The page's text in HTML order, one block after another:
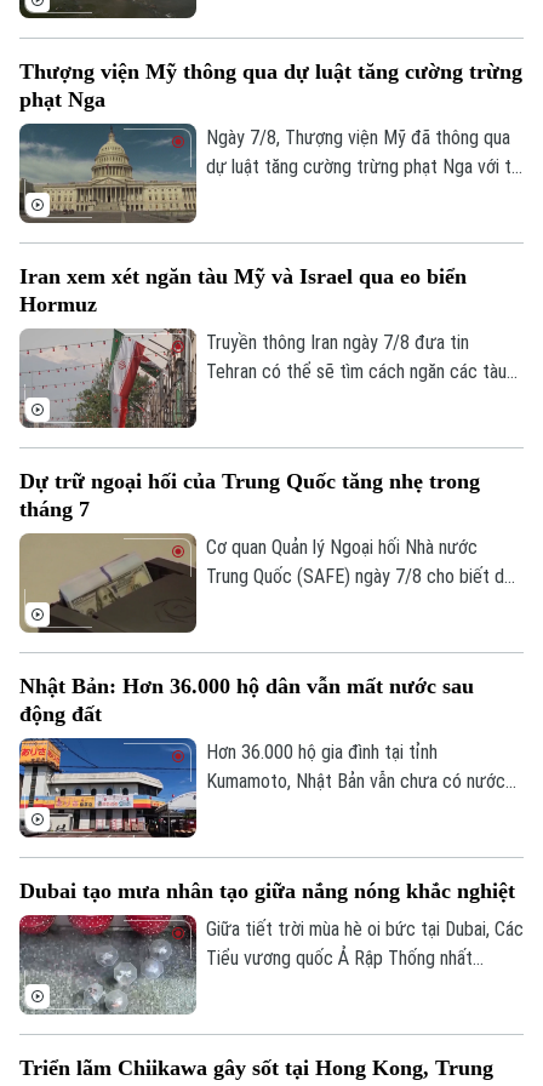
Theo dõi Hà Nội On
Thượng viện Mỹ thông qua dự luật tăng cường trừng
phạt Nga
Ngày 7/8, Thượng viện Mỹ đã thông qua
dự luật tăng cường trừng phạt Nga với tỷ
Iran xem xét ngăn tàu Mỹ và Israel qua eo biển
Hormuz
Truyền thông Iran ngày 7/8 đưa tin
Tehran có thể sẽ tìm cách ngăn các tàu
lược này cho hoạt động thương mại.
Dự trữ ngoại hối của Trung Quốc tăng nhẹ trong
tháng 7
Cơ quan Quản lý Ngoại hối Nhà nước
Trung Quốc (SAFE) ngày 7/8 cho biết dự
trên thị trường toàn cầu.
Nhật Bản: Hơn 36.000 hộ dân vẫn mất nước sau
động đất
Hơn 36.000 hộ gia đình tại tỉnh
Kumamoto, Nhật Bản vẫn chưa có nước
hoàn toàn nguồn cung cấp nước dự kiến
phải đến cuối tháng 8 mới hoàn tất.
Dubai tạo mưa nhân tạo giữa nắng nóng khắc nghiệt
Giữa tiết trời mùa hè oi bức tại Dubai, Các
Tiểu vương quốc Ả Rập Thống nhất
đặc biệt.
Triển lãm Chiikawa gây sốt tại Hong Kong, Trung